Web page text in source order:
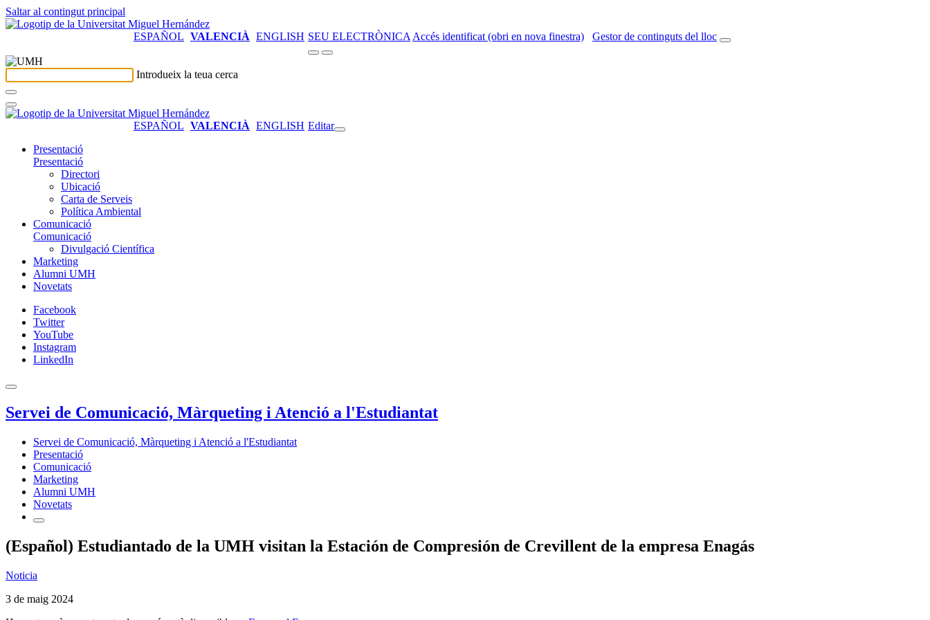
Saltar al contingut principal
ESPAÑOL VALENCIÀ ENGLISH SEU ELECTRÒNICA Accés identificat (obri en nova finestra) Gestor de continguts del lloc
Introdueix la teua cerca
ESPAÑOL VALENCIÀ ENGLISH Editar
Presentació
Presentació
Directori
Ubicació
Carta de Serveis
Política Ambiental
Comunicació
Comunicació
Divulgació Científica
Marketing
Alumni UMH
Novetats
Facebook
Twitter
YouTube
Instagram
LinkedIn
Servei de Comunicació, Màrqueting i Atenció a l'Estudiantat
Servei de Comunicació, Màrqueting i Atenció a l'Estudiantat
Presentació
Comunicació
Marketing
Alumni UMH
Novetats
(Español) Estudiantado de la UMH visitan la Estación de Compresión de Crevillent de la empresa Enagás
Noticia
3 de maig 2024